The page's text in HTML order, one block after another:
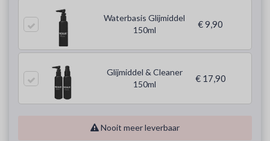
Waterbasis Glijmiddel
150ml
€ 9,90
Glijmiddel & Cleaner
150ml
€ 17,90
Nooit meer leverbaar